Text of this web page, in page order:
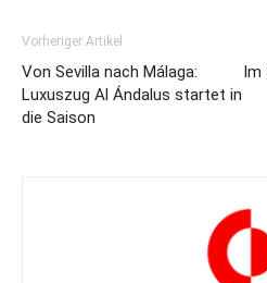
Vorheriger Artikel
Von Sevilla nach Málaga:
Luxuszug Al Ándalus startet in
die Saison
Im